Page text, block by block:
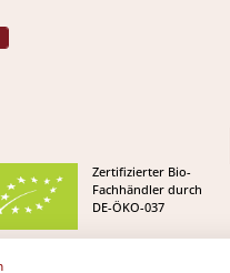
Zertifizierter Bio-
Fachhändler durch
DE-ÖKO-037